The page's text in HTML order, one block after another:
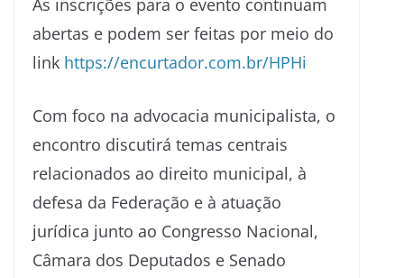
abertas e podem ser feitas por meio do
link https://encurtador.com.br/HPHi
Com foco na advocacia municipalista, o
encontro discutirá temas centrais
relacionados ao direito municipal, à
defesa da Federação e à atuação
jurídica junto ao Congresso Nacional,
Câmara dos Deputados e Senado